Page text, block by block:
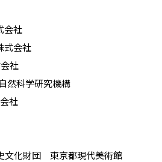
会社
式会社
社
然科学研究機構
社
文化財団 東京都現代美術館